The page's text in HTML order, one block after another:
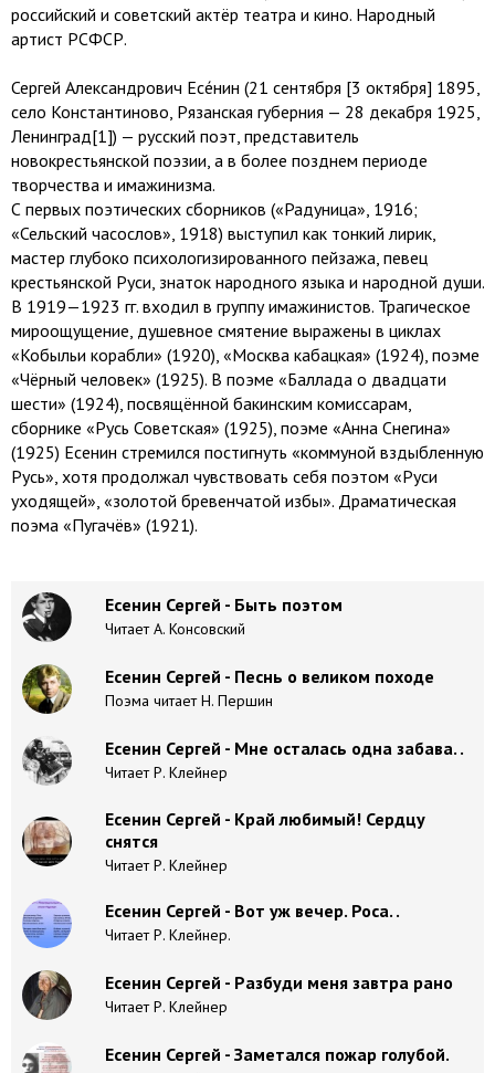
российский и советский актёр театра и кино. Народный
артист РСФСР.
Сергей Александрович Есе́нин (21 сентября [3 октября] 1895,
село Константиново, Рязанская губерния — 28 декабря 1925,
Ленинград[1]) — русский поэт, представитель
новокрестьянской поэзии, а в более позднем периоде
творчества и имажинизма.
С первых поэтических сборников («Радуница», 1916;
«Сельский часослов», 1918) выступил как тонкий лирик,
мастер глубоко психологизированного пейзажа, певец
крестьянской Руси, знаток народного языка и народной души.
В 1919—1923 гг. входил в группу имажинистов. Трагическое
мироощущение, душевное смятение выражены в циклах
«Кобыльи корабли» (1920), «Москва кабацкая» (1924), поэме
«Чёрный человек» (1925). В поэме «Баллада о двадцати
шести» (1924), посвящённой бакинским комиссарам,
сборнике «Русь Советская» (1925), поэме «Анна Снегина»
(1925) Есенин стремился постигнуть «коммуной вздыбленную
Русь», хотя продолжал чувствовать себя поэтом «Руси
уходящей», «золотой бревенчатой избы». Драматическая
поэма «Пугачёв» (1921).
Есенин Сергей - Быть поэтом
Читает А. Консовский
Есенин Сергей - Песнь о великом походе
Поэма читает Н. Першин
Есенин Сергей - Мне осталась одна забава. .
Читает Р. Клейнер
Есенин Сергей - Край любимый! Сердцу
снятся
Читает Р. Клейнер
Есенин Сергей - Вот уж вечер. Роса. .
Читает Р. Клейнер.
Есенин Сергей - Разбуди меня завтра рано
Читает Р. Клейнер
Есенин Сергей - Заметался пожар голубой.